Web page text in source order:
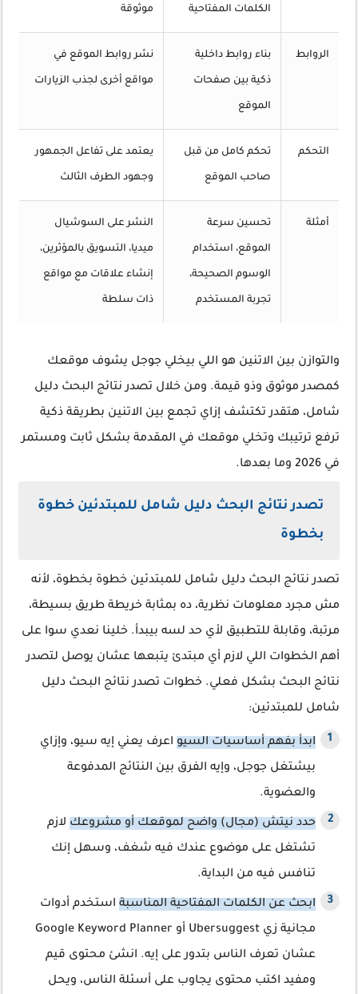
الكلمات المفتاحية موثوقة
الروابط بناء روابط داخلية
ذكية بين صفحات
الموقع
نشر روابط الموقع في
مواقع أخرى لجذب الزيارات
التحكم تحكم كامل من قبل
صاحب الموقع
يعتمد على تفاعل الجمهور
وجهود الطرف الثالث
أمثلة تحسين سرعة
الموقع، استخدام
الوسوم الصحيحة،
تجربة المستخدم
النشر على السوشيال
ميديا، التسويق بالمؤثرين،
إنشاء علاقات مع مواقع
ذات سلطة
والتوازن بين الاتنين هو اللي بيخلي جوجل يشوف موقعك
كمصدر موثوق وذو قيمة. ومن خلال تصدر نتائج البحث دليل
شامل، هتقدر تكتشف إزاي تجمع بين الاتنين بطريقة ذكية
ترفع ترتيبك وتخلي موقعك في المقدمة بشكل ثابت ومستمر
في 2026 وما بعدها.
تصدر نتائج البحث دليل شامل للمبتدئين خطوة
بخطوة
تصدر نتائج البحث دليل شامل للمبتدئين خطوة بخطوة، لأنه
مش مجرد معلومات نظرية، ده بمثابة خريطة طريق بسيطة،
مرتبة، وقابلة للتطبيق لأي حد لسه بيبدأ. خلينا نعدي سوا على
أهم الخطوات اللي لازم أي مبتدئ يتبعها عشان يوصل لتصدر
نتائج البحث بشكل فعلي. خطوات تصدر نتائج البحث دليل
شامل للمبتدئين:
ابدأ بفهم أساسيات السيو اعرف يعني إيه سيو، وإزاي
بيشتغل جوجل، وإيه الفرق بين النتائج المدفوعة
والعضوية.
حدد نيتش (مجال) واضح لموقعك أو مشروعك لازم
تشتغل على موضوع عندك فيه شغف، وسهل إنك
تنافس فيه من البداية.
ابحث عن الكلمات المفتاحية المناسبة استخدم أدوات
مجانية زي Ubersuggest أو Google Keyword Planner
عشان تعرف الناس بتدور على إيه. انشئ محتوى قيم
ومفيد اكتب محتوى يجاوب على أسئلة الناس، ويحل